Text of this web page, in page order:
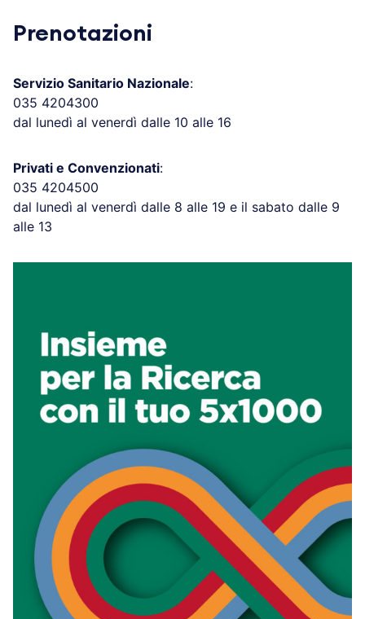
Prenotazioni
Servizio Sanitario Nazionale:
035 4204300
dal lunedì al venerdì dalle 10 alle 16
Privati e Convenzionati:
035 4204500
dal lunedì al venerdì dalle 8 alle 19 e il sabato dalle 9
alle 13